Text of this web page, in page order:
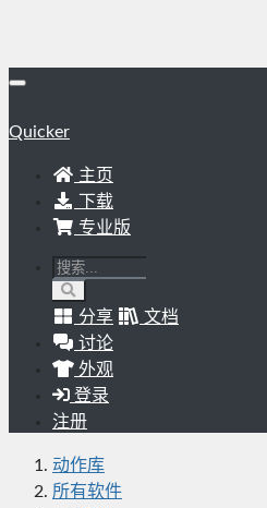
Quicker
主页
下载
专业版
分享
文档
讨论
外观
登录
注册
动作库
所有软件